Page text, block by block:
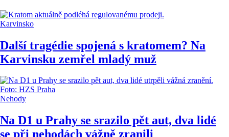
Karvinsko
Další tragédie spojená s kratomem? Na
Karvinsku zemřel mladý muž
Nehody
Na D1 u Prahy se srazilo pět aut, dva lidé
se při nehodách vážně zranili